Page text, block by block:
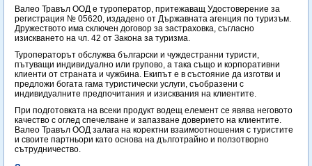
Валео Травъл ООД е туроператор, притежаващ Удостоверение за
регистрация № 05620, издадено от Държавната агенция по туризъм.
Дружеството има сключен договор за застраховка, съгласно
изискването на чл. 42 от Закона за туризма.
Туроператорът обслужва български и чуждестранни туристи,
пътуващи индивидуално или групово, а така също и корпоративни
клиенти от страната и чужбина. Екипът е в състояние да изготви и
предложи богата гама туристически услуги, съобразени с
индивидуалните предпочитания и изисквания на клиентите.
При подготовката на всеки продукт водещ елемент се явява неговото
качество с оглед спечелване и запазване доверието на клиентите.
Валео Травъл ООД залага на коректни взаимоотношения с туристите
и своите партньори като основа на дълготрайно и ползотворно
сътрудничество.